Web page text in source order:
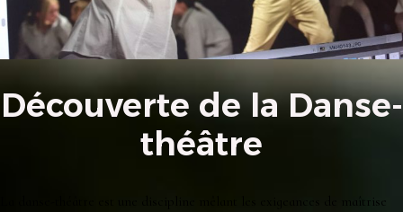
Découverte de la Danse-
théâtre
La danse-théâtre est une discipline mêlant les exigeances de maîtrise